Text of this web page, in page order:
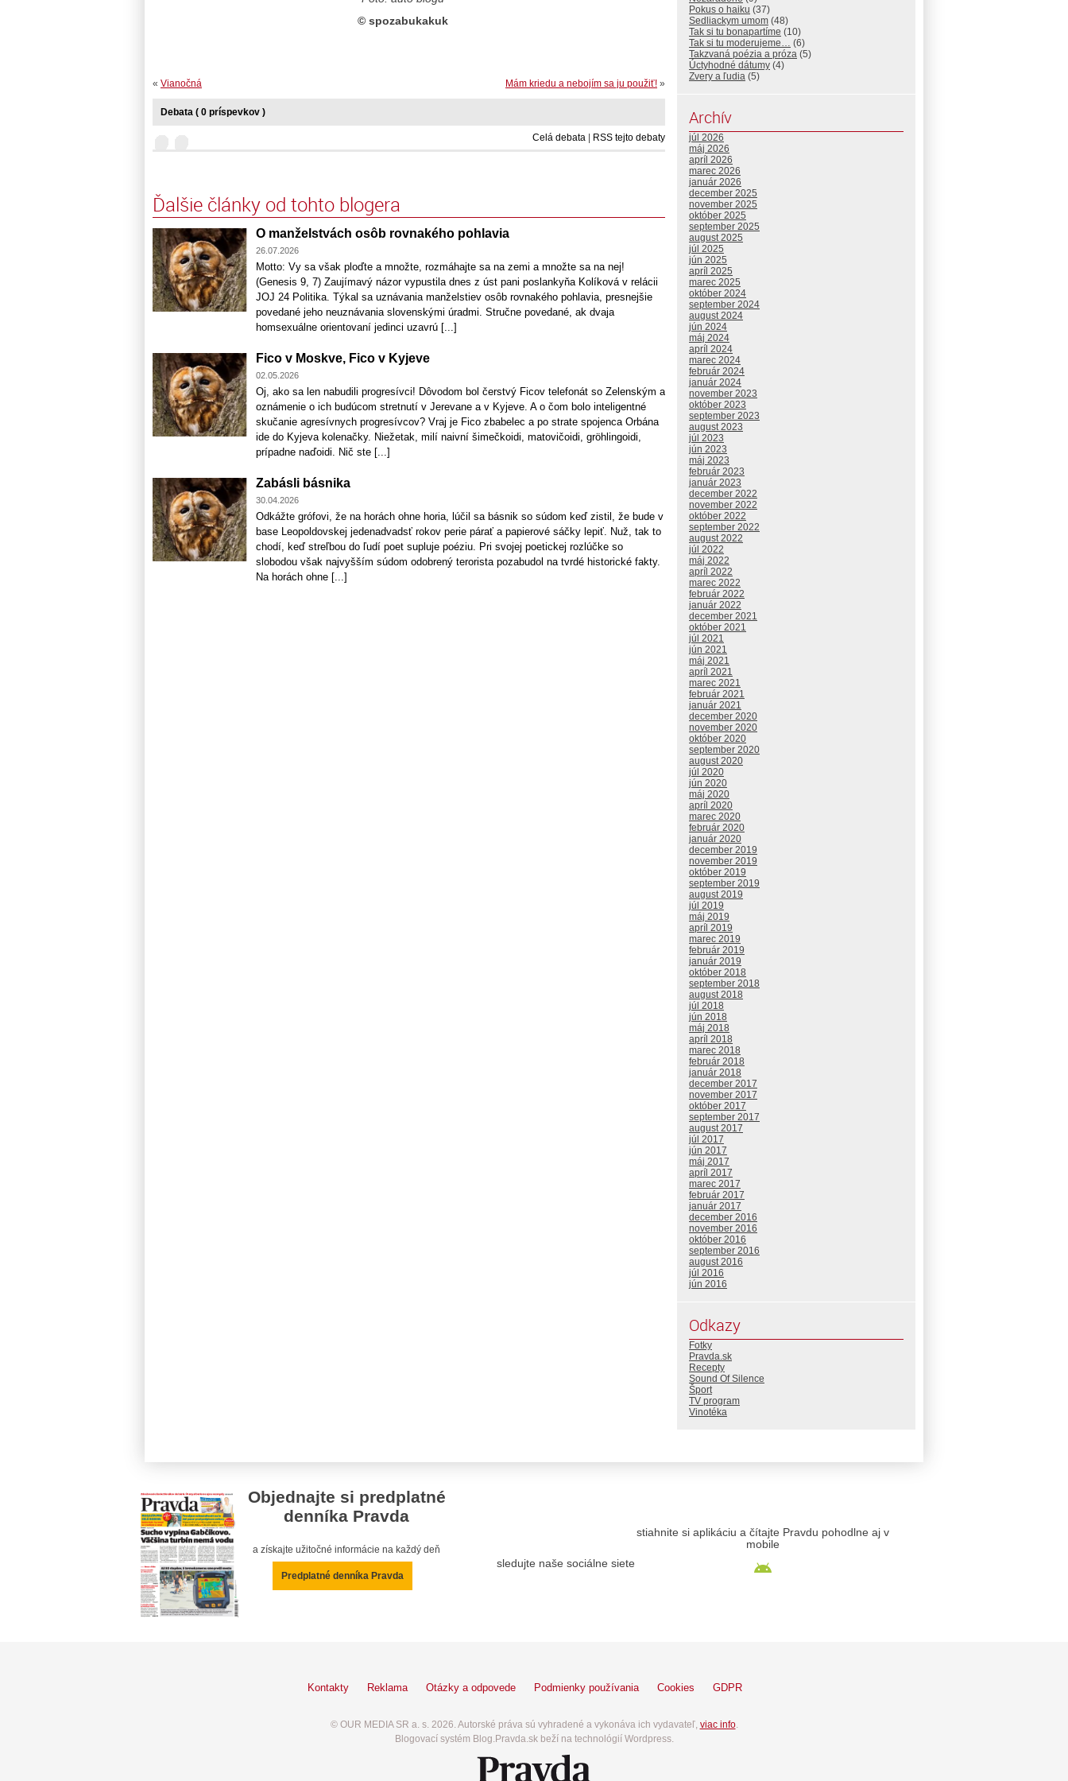
© spozabukakuk
Mám kriedu a nebojím sa ju použiť! »
« Vianočná
Debata ( 0 príspevkov )
Celá debata | RSS tejto debaty
Ďalšie články od tohto blogera
O manželstvách osôb rovnakého pohlavia
26.07.2026
Motto: Vy sa však ploďte a množte, rozmáhajte sa na zemi a množte sa na nej!
(Genesis 9, 7) Zaujímavý názor vypustila dnes z úst pani poslankyňa Kolíková v relácii
JOJ 24 Politika. Týkal sa uznávania manželstiev osôb rovnakého pohlavia, presnejšie
povedané jeho neuznávania slovenskými úradmi. Stručne povedané, ak dvaja
homsexuálne orientovaní jedinci uzavrú [...]
Fico v Moskve, Fico v Kyjeve
02.05.2026
Oj, ako sa len nabudili progresívci! Dôvodom bol čerstvý Ficov telefonát so Zelenským a
oznámenie o ich budúcom stretnutí v Jerevane a v Kyjeve. A o čom bolo inteligentné
skučanie agresívnych progresívcov? Vraj je Fico zbabelec a po strate spojenca Orbána
ide do Kyjeva kolenačky. Niežetak, milí naivní šimečkoidi, matovičoidi, gröhlingoidi,
prípadne naďoidi. Nič ste [...]
Zabásli básnika
30.04.2026
Odkážte grófovi, že na horách ohne horia, lúčil sa básnik so súdom keď zistil, že bude v
base Leopoldovskej jedenadvadsť rokov perie párať a papierové sáčky lepiť. Nuž, tak to
chodí, keď streľbou do ľudí poet supluje poéziu. Pri svojej poetickej rozlúčke so
slobodou však najvyšším súdom odobrený terorista pozabudol na tvrdé historické fakty.
Na horách ohne [...]
Pokus o haiku (37)
Sedliackym umom (48)
Tak si tu bonapartíme (10)
Tak si tu moderujeme… (6)
Takzvaná poézia a próza (5)
Úctyhodné dátumy (4)
Zvery a ľudia (5)
Archív
júl 2026
máj 2026
apríl 2026
marec 2026
január 2026
december 2025
november 2025
október 2025
september 2025
august 2025
júl 2025
jún 2025
apríl 2025
marec 2025
október 2024
september 2024
august 2024
jún 2024
máj 2024
apríl 2024
marec 2024
február 2024
január 2024
november 2023
október 2023
september 2023
august 2023
júl 2023
jún 2023
máj 2023
február 2023
január 2023
december 2022
november 2022
október 2022
september 2022
august 2022
júl 2022
máj 2022
apríl 2022
marec 2022
február 2022
január 2022
december 2021
október 2021
júl 2021
jún 2021
máj 2021
apríl 2021
marec 2021
február 2021
január 2021
december 2020
november 2020
október 2020
september 2020
august 2020
júl 2020
jún 2020
máj 2020
apríl 2020
marec 2020
február 2020
január 2020
december 2019
november 2019
október 2019
september 2019
august 2019
júl 2019
máj 2019
apríl 2019
marec 2019
február 2019
január 2019
október 2018
september 2018
august 2018
júl 2018
jún 2018
máj 2018
apríl 2018
marec 2018
február 2018
január 2018
december 2017
november 2017
október 2017
september 2017
august 2017
júl 2017
jún 2017
máj 2017
apríl 2017
marec 2017
február 2017
január 2017
december 2016
november 2016
október 2016
september 2016
august 2016
júl 2016
jún 2016
Odkazy
Fotky
Pravda.sk
Recepty
Sound Of Silence
Šport
TV program
Vinotéka
Objednajte si predplatné
denníka Pravda
a získajte užitočné informácie na každý deň
Predplatné denníka Pravda
sledujte naše sociálne siete
stiahnite si aplikáciu a čítajte Pravdu pohodlne aj v
mobile
Kontakty Reklama Otázky a odpovede Podmienky používania Cookies GDPR
© OUR MEDIA SR a. s. 2026. Autorské práva sú vyhradené a vykonáva ich vydavateľ, viac info.
Blogovací systém Blog.Pravda.sk beží na technológií Wordpress.